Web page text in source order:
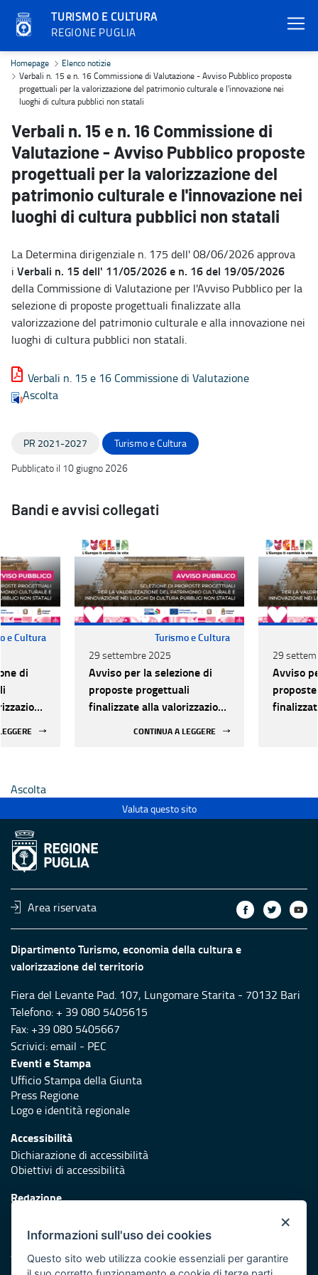
TURISMO E CULTURA
REGIONE PUGLIA
Verbali n. 15 e n. 16 Commissione di Valutazione - Avviso
Homepage
Elenco notizie
Verbali n. 15 e n. 16 Commissione di Valutazione - Avviso Pubblico proposte
progettuali per la valorizzazione del patrimonio culturale e l'innovazione nei
luoghi di cultura pubblici non statali
Verbali n. 15 e n. 16 Commissione di
Valutazione - Avviso Pubblico proposte
progettuali per la valorizzazione del
patrimonio culturale e l'innovazione nei
luoghi di cultura pubblici non statali
La Determina dirigenziale n. 175 dell' 08/06/2026 approva
i Verbali n. 15 dell' 11/05/2026 e n. 16 del 19/05/2026
della Commissione di Valutazione per l'Avviso Pubblico per la
selezione di proposte progettuali finalizzate alla
valorizzazione del patrimonio culturale e alla innovazione nei
luoghi di cultura pubblici non statali.
Verbali n. 15 e 16 Commissione di Valutazione
Ascolta
PR 2021-2027
Turismo e Cultura
Pubblicato il 10 giugno 2026
Bandi e avvisi collegati
e Cultura
di
Turismo e Cultura
29 settembre 2025
Avviso per la selezione di
proposte progettuali
finalizzate alla valorizzazione
CONTINUA A LEGGERE
29
Avviso
Ascolta
Valuta questo sito
Area riservata
Dipartimento Turismo, economia della cultura e
valorizzazione del territorio
Fiera del Levante Pad. 107, Lungomare Starita - 70132 Bari
Telefono: + 39 080 5405615
Fax: +39 080 5405667
Scrivici:email - PEC
Eventi e Stampa
Ufficio Stampa della Giunta
Press Regione
Logo e identità regionale
Accessibilità
Dichiarazione di accessibilità
Obiettivi di accessibilità
Redazione
Protezione civile
Vai al sito di Protezione Civile Puglia
×
Informazioni sull'uso dei cookies
Questo sito web utilizza cookie essenziali per garantire